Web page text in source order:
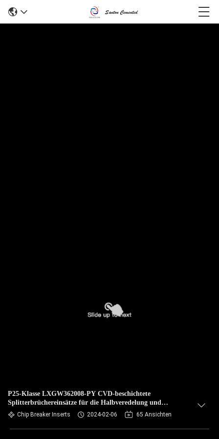
P25-Klasse LXGW362008-PY CVD-beschichtete
Splitterbrüchereinsätze für die Halbveredelung und
Veredelung von Stahl
Chip Breaker Inserts 2024-02-06 65 Ansichten